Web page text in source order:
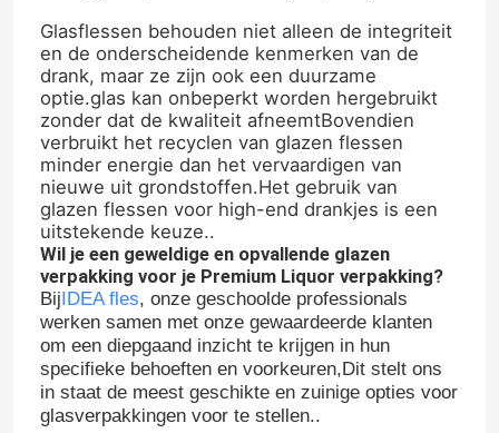
Thuis
Producten
Over ons
Glasflessen behouden niet alleen de integriteit
en de onderscheidende kenmerken van de
drank, maar ze zijn ook een duurzame
optie.glas kan onbeperkt worden hergebruikt
zonder dat de kwaliteit afneemtBovendien
verbruikt het recyclen van glazen flessen
minder energie dan het vervaardigen van
nieuwe uit grondstoffen.Het gebruik van
glazen flessen voor high-end drankjes is een
uitstekende keuze..
Wil je een geweldige en opvallende glazen
verpakking voor je Premium Liquor verpakking?
BijIDEA fles, onze geschoolde professionals
werken samen met onze gewaardeerde klanten
om een diepgaand inzicht te krijgen in hun
specifieke behoeften en voorkeuren,Dit stelt ons
in staat de meest geschikte en zuinige opties voor
glasverpakkingen voor te stellen..